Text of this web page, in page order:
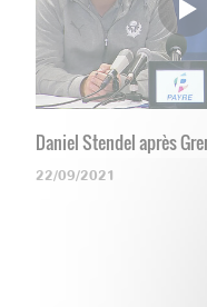
Daniel Stendel après
22/09/2021